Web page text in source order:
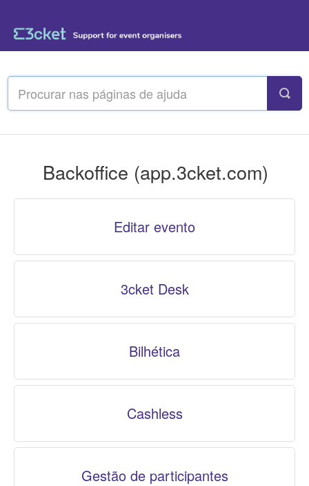
Backoffice (app.3cket.com)
Editar evento
3cket Desk
Bilhética
Cashless
Gestão de participantes